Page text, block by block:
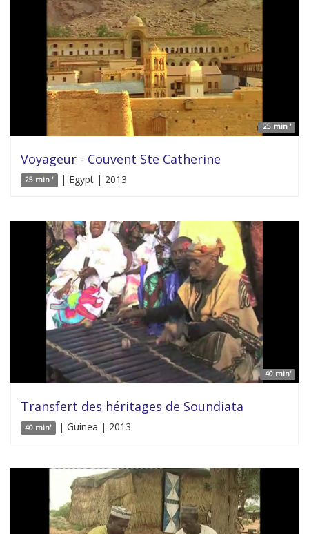
25 min '
Voyageur - Couvent Ste Catherine
25 min ' | Egypt | 2013
40 min'
Transfert des héritages de Soundiata
40 min' | Guinea | 2013